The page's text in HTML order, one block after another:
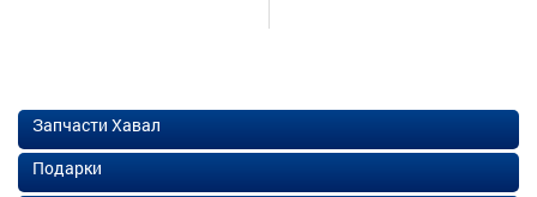
Запчасти Хавал
Подарки